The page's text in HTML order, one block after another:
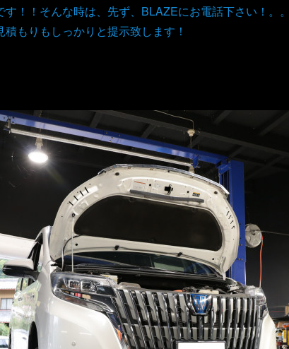
す！！そんな時は、先ず、BLAZEにお電話下さい！。
もりもしっかりと提示致します！